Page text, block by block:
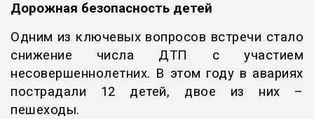
Дорожная безопасность детей
Одним из ключевых вопросов встречи стало
снижение числа ДТП с участием
несовершеннолетних. В этом году в авариях
пострадали 12 детей, двое из них –
пешеходы.